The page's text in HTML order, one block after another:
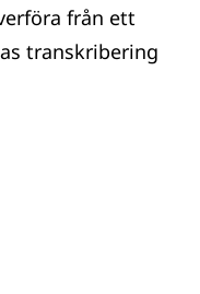
från ett
transkribering